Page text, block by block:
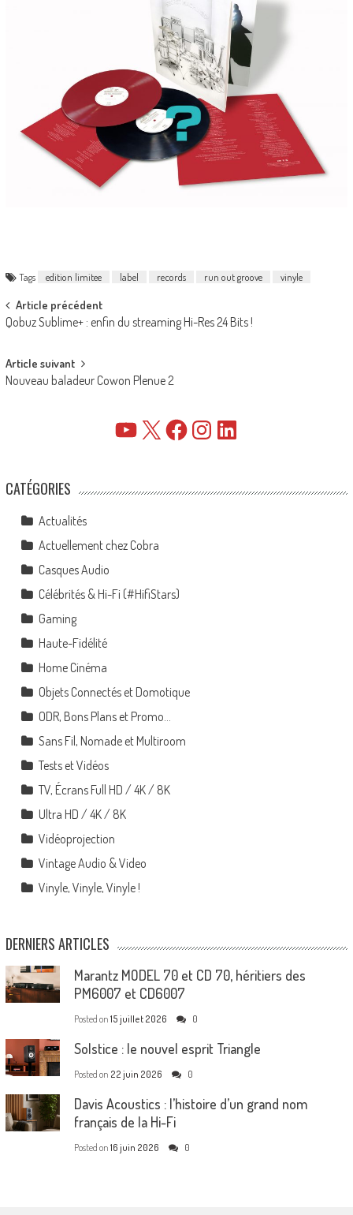
Tags edition limitee label records run out groove vinyle
Post
navigation
Article précédent
Qobuz Sublime+ : enfin du streaming Hi-Res 24 Bits !
Article suivant
Nouveau baladeur Cowon Plenue 2
YouTube FacebookInstagramLinkedIn
CATÉGORIES
Actualités
Actuellement chez Cobra
Casques Audio
Célébrités & Hi-Fi (#HifiStars)
Gaming
Haute-Fidélité
Home Cinéma
Objets Connectés et Domotique
ODR, Bons Plans et Promo…
Sans Fil, Nomade et Multiroom
Tests et Vidéos
TV, Écrans Full HD / 4K / 8K
Ultra HD / 4K / 8K
Vidéoprojection
Vintage Audio & Video
Vinyle, Vinyle, Vinyle !
DERNIERS ARTICLES
Marantz MODEL 70 et CD 70, héritiers des
PM6007 et CD6007
Posted on 15 juillet 2026 0
Solstice : le nouvel esprit Triangle
Posted on 22 juin 2026 0
Davis Acoustics : l’histoire d’un grand nom
français de la Hi-Fi
Posted on 16 juin 2026 0